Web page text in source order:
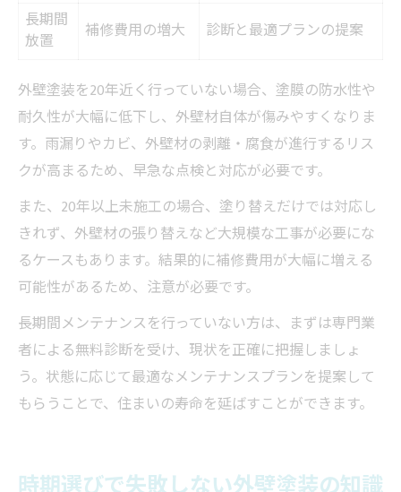
長期間
放置
補修費用の増大 診断と最適プランの提案
外壁塗装を20年近く行っていない場合、塗膜の防水性や
耐久性が大幅に低下し、外壁材自体が傷みやすくなりま
す。雨漏りやカビ、外壁材の剥離・腐食が進行するリス
クが高まるため、早急な点検と対応が必要です。
また、20年以上未施工の場合、塗り替えだけでは対応し
きれず、外壁材の張り替えなど大規模な工事が必要にな
るケースもあります。結果的に補修費用が大幅に増える
可能性があるため、注意が必要です。
長期間メンテナンスを行っていない方は、まずは専門業
者による無料診断を受け、現状を正確に把握しましょ
う。状態に応じて最適なメンテナンスプランを提案して
もらうことで、住まいの寿命を延ばすことができます。